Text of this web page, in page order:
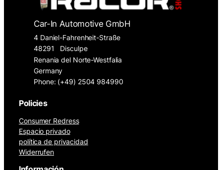
Car-In Automotive GmbH
4 Daniel-Fahrenheit-Straße
48291
Disculpe
Renania del Norte-Westfalia
Germany
Phone: (+49) 2504 984990
Policies
Consumer Redress
Espacio privado
política de privacidad
Widerrufen